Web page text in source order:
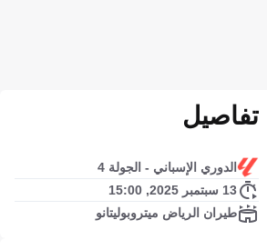
تفاصيل
الدوري الإسباني - الجولة 4
13 سبتمبر 2025, 15:00
طيران الرياض ميتروبوليتانو